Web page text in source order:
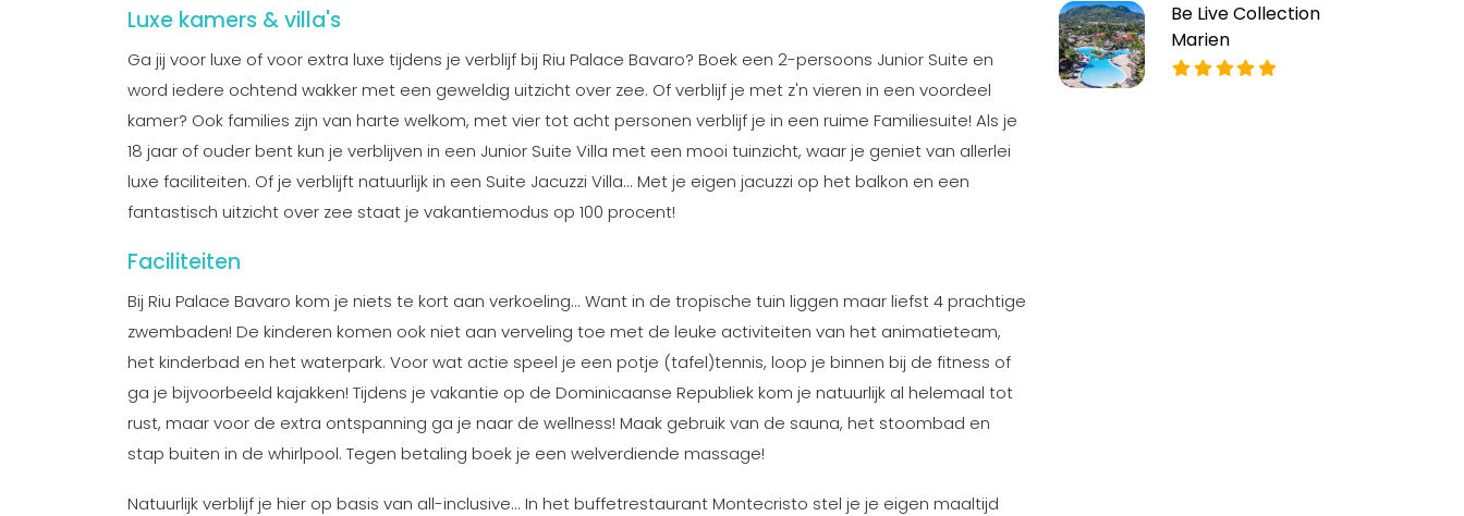
Luxe kamers & villa's
Ga jij voor luxe of voor extra luxe tijdens je verblijf bij Riu Palace Bavaro? Boek een 2-persoons Junior Suite en
word iedere ochtend wakker met een geweldig uitzicht over zee. Of verblijf je met z'n vieren in een voordeel
kamer? Ook families zijn van harte welkom, met vier tot acht personen verblijf je in een ruime Familiesuite! Als je
18 jaar of ouder bent kun je verblijven in een Junior Suite Villa met een mooi tuinzicht, waar je geniet van allerlei
luxe faciliteiten. Of je verblijft natuurlijk in een Suite Jacuzzi Villa... Met je eigen jacuzzi op het balkon en een
fantastisch uitzicht over zee staat je vakantiemodus op 100 procent!
Faciliteiten
Bij Riu Palace Bavaro kom je niets te kort aan verkoeling... Want in de tropische tuin liggen maar liefst 4 prachtige
zwembaden! De kinderen komen ook niet aan verveling toe met de leuke activiteiten van het animatieteam,
het kinderbad en het waterpark. Voor wat actie speel je een potje (tafel)tennis, loop je binnen bij de fitness of
ga je bijvoorbeeld kajakken! Tijdens je vakantie op de Dominicaanse Republiek kom je natuurlijk al helemaal tot
rust, maar voor de extra ontspanning ga je naar de wellness! Maak gebruik van de sauna, het stoombad en
stap buiten in de whirlpool. Tegen betaling boek je een welverdiende massage!
Natuurlijk verblijf je hier op basis van all-inclusive... In het buffetrestaurant Montecristo stel je je eigen maaltijd
Be Live Collection
Marien